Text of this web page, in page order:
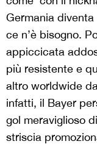
Germania diventa
ce n’è bisogno.
appiccicata
più resistente e
altro worldwide
infatti, il Bayer
gol meraviglioso
striscia